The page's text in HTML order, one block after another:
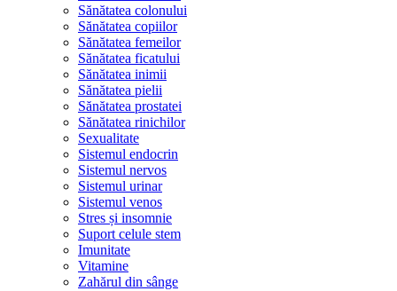
Sănătatea colonului
Sănătatea copiilor
Sănătatea femeilor
Sănătatea ficatului
Sănătatea inimii
Sănătatea pielii
Sănătatea prostatei
Sănătatea rinichilor
Sexualitate
Sistemul endocrin
Sistemul nervos
Sistemul urinar
Sistemul venos
Stres și insomnie
Suport celule stem
Imunitate
Vitamine
Zahărul din sânge